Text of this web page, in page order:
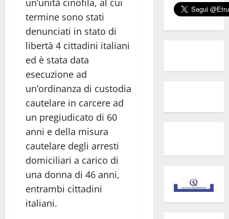
un’unità cinofila, al cui
termine sono stati
denunciati in stato di
libertà 4 cittadini italiani
ed è stata data
esecuzione ad
un’ordinanza di custodia
cautelare in carcere ad
un pregiudicato di 60
anni e della misura
cautelare degli arresti
domiciliari a carico di
una donna di 46 anni,
entrambi cittadini
italiani.